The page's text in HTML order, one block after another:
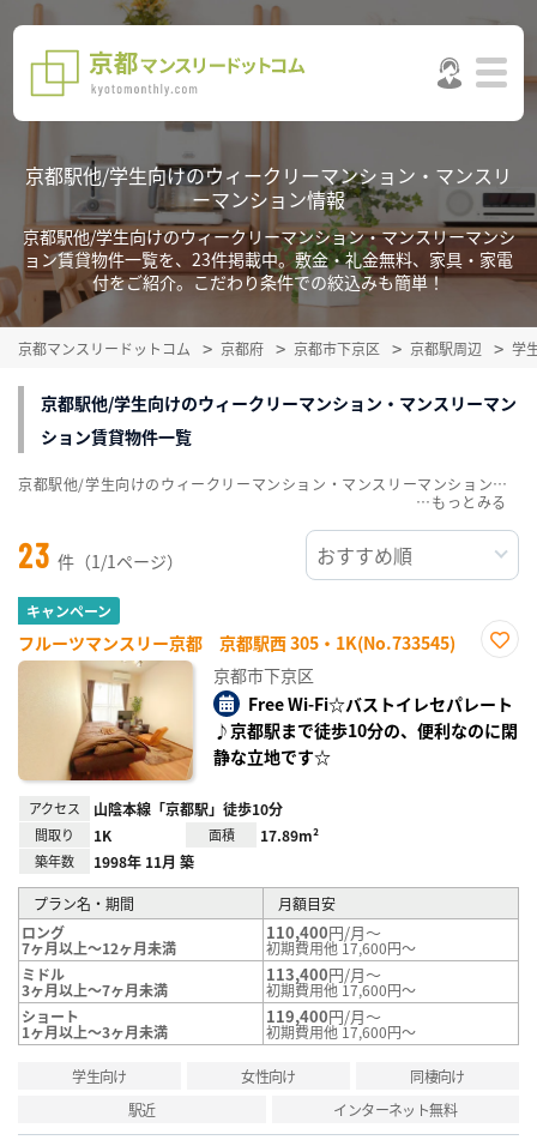
京都駅他/学生向けのウィークリーマンション・マンスリ
ーマンション情報
京都駅他/学生向けのウィークリーマンション・マンスリーマンシ
ョン賃貸物件一覧を、23件掲載中。敷金・礼金無料、家具・家電
付をご紹介。こだわり条件での絞込みも簡単！
京都マンスリードットコム 京都府 京都市下京区 京都駅周辺 学
京都駅他/学生向けのウィークリーマンション・マンスリーマン
ション賃貸物件一覧
23 件（1/1ページ）
キャンペーン
フルーツマンスリー京都 京都駅西 305・1K(No.733545)
り登
京都市下京区
Free Wi-Fi☆バストイレセパレート
♪京都駅まで徒歩10分の、便利なのに閑
静な立地です☆
アクセス 山陰本線「京都駅」徒歩10分
間取り 1K 面積 17.89m²
築年数 1998年 11月 築
プラン名・期間
月額目安
ロング
7ヶ月以上～12ヶ月未満
110,400円/月～
初期費用他 17,600円～
ミドル
3ヶ月以上～7ヶ月未満
113,400円/月～
初期費用他 17,600円～
ショート
1ヶ月以上～3ヶ月未満
119,400円/月～
初期費用他 17,600円～
学生向け 女性向け
同棲向け
駅近
インターネット無料
京都駅他/学生向けのウィークリーマンション・マンスリーマンション賃貸物件一覧を、23件掲載中。敷金・礼金無料、家具・家電付をご紹介。こだわり条件での絞込みも簡単！
…